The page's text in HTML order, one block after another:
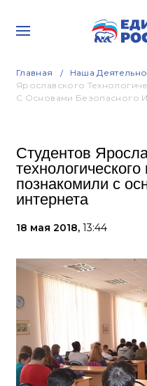
Главная Наша
Ярославского
С Основами Безопасного
Студентов
познакомили с
интернета
18 мая 2018, 13:44